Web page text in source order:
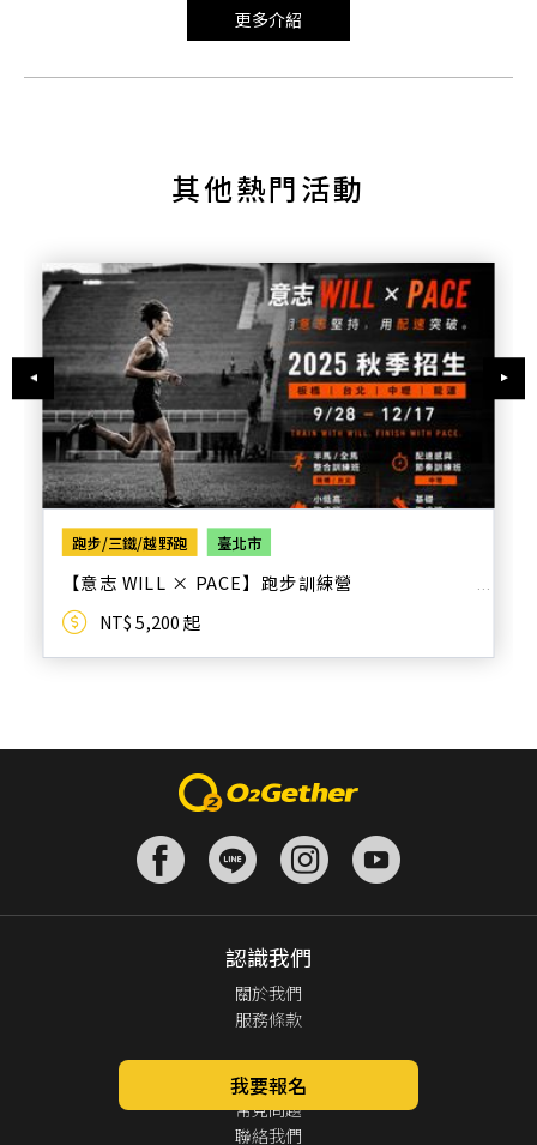
更多介紹
其他熱門活動
跑步/三鐵/越野跑 臺北市
【意志 WILL × PACE】跑步訓練營
NT$ 5,200 起
我要報名
認識我們
關於我們
服務條款
客服中心
常見問題
聯絡我們